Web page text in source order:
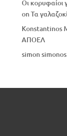
Οι κορυφαίοι
onΤα
Konstantinos
ΑΠΟΕΛ
simon simonos